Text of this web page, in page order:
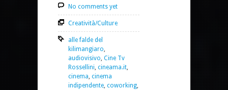
No comments yet
Creatività/Culture
alle falde del
kilimangiaro,
audiovisivo, Cine Tv
Rossellini, cineama.it,
cinema, cinema
indipendente, coworking,